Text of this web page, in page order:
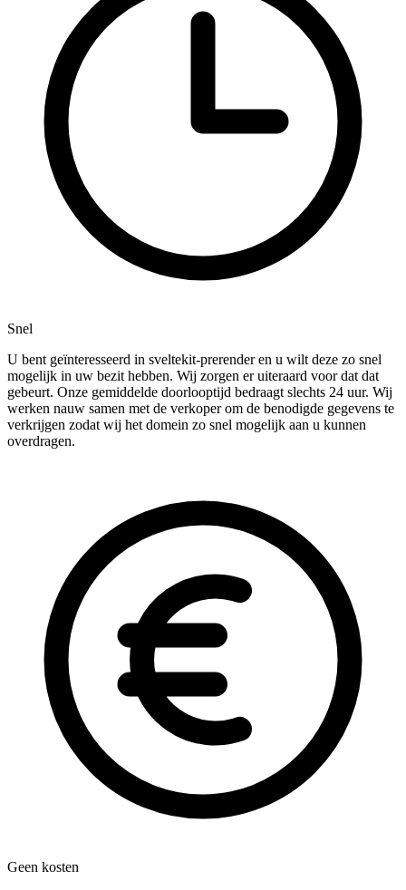
Snel
U bent geïnteresseerd in sveltekit-prerender en u wilt deze zo snel
mogelijk in uw bezit hebben. Wij zorgen er uiteraard voor dat dat
gebeurt. Onze gemiddelde doorlooptijd bedraagt slechts 24 uur. Wij
werken nauw samen met de verkoper om de benodigde gegevens te
verkrijgen zodat wij het domein zo snel mogelijk aan u kunnen
overdragen.
Geen kosten